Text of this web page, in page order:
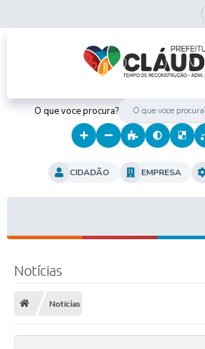
O que voce procura?
CIDADÃO EMPRESA
Notícias
Notícias